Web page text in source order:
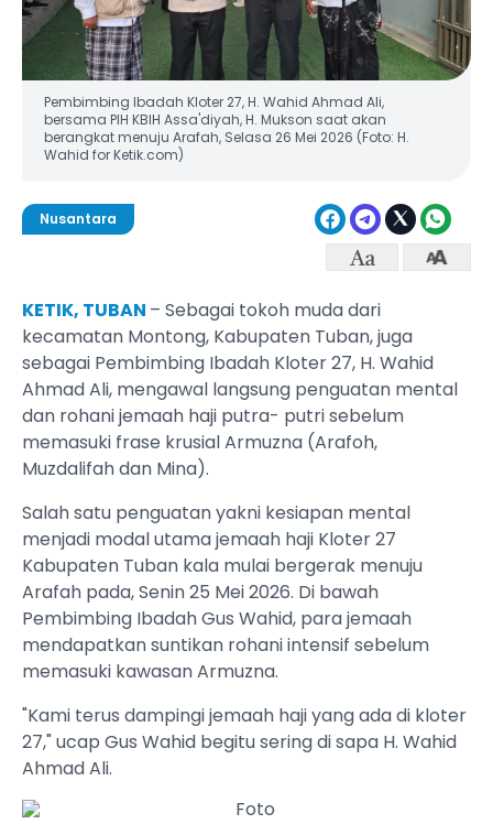
Pembimbing Ibadah Kloter 27, H. Wahid Ahmad Ali,
bersama PIH KBIH Assa'diyah, H. Mukson saat akan
berangkat menuju Arafah, Selasa 26 Mei 2026 (Foto: H.
Wahid for Ketik.com)
Nusantara
KETIK, TUBAN – Sebagai tokoh muda dari
kecamatan Montong, Kabupaten Tuban, juga
sebagai Pembimbing Ibadah Kloter 27, H. Wahid
Ahmad Ali, mengawal langsung penguatan mental
dan rohani jemaah haji putra- putri sebelum
memasuki frase krusial Armuzna (Arafoh,
Muzdalifah dan Mina).
Salah satu penguatan yakni kesiapan mental
menjadi modal utama jemaah haji Kloter 27
Kabupaten Tuban kala mulai bergerak menuju
Arafah pada, Senin 25 Mei 2026. Di bawah
Pembimbing Ibadah Gus Wahid, para jemaah
mendapatkan suntikan rohani intensif sebelum
memasuki kawasan Armuzna.
"Kami terus dampingi jemaah haji yang ada di kloter
27," ucap Gus Wahid begitu sering di sapa H. Wahid
Ahmad Ali.